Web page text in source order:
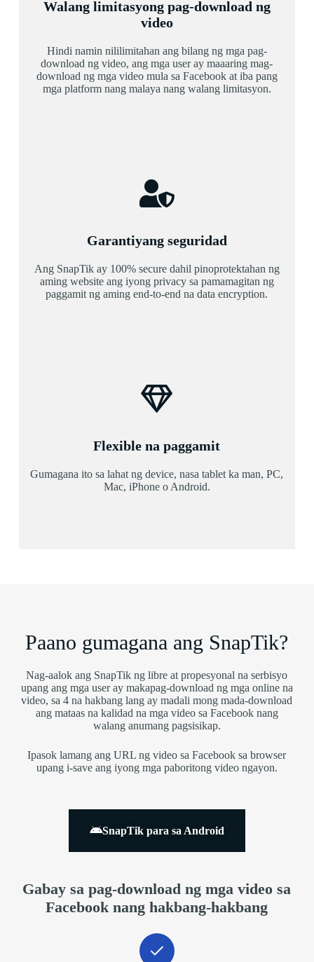
Walang limitasyong pag-download ng
video
Hindi namin nililimitahan ang bilang ng mga pag-
download ng video, ang mga user ay maaaring mag-
download ng mga video mula sa Facebook at iba pang
mga platform nang malaya nang walang limitasyon.
Garantiyang seguridad
Ang SnapTik ay 100% secure dahil pinoprotektahan ng
aming website ang iyong privacy sa pamamagitan ng
paggamit ng aming end-to-end na data encryption.
Flexible na paggamit
Gumagana ito sa lahat ng device, nasa tablet ka man, PC,
Mac, iPhone o Android.
Paano gumagana ang SnapTik?
Nag-aalok ang SnapTik ng libre at propesyonal na serbisyo
upang ang mga user ay makapag-download ng mga online na
video, sa 4 na hakbang lang ay madali mong mada-download
ang mataas na kalidad na mga video sa Facebook nang
walang anumang pagsisikap.
Ipasok lamang ang URL ng video sa Facebook sa browser
upang i-save ang iyong mga paboritong video ngayon.
SnapTik para sa Android
Gabay sa pag-download ng mga video sa
Facebook nang hakbang-hakbang